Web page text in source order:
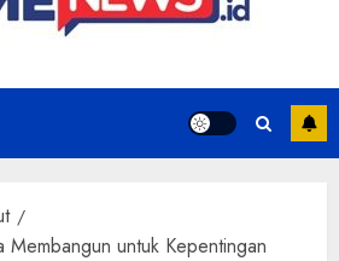
Membangun untuk Kepentingan